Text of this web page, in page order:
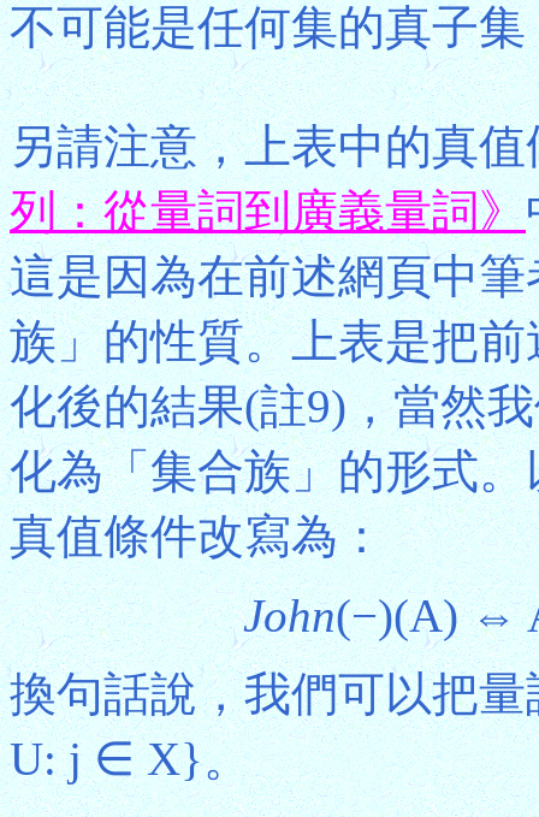
不可能是任何集的真子
另請注意，上表中的真
列：從量詞到廣義量詞》
這是因為在前述網頁中
族」的性質。上表是把
化後的結果(註9)，當然
化為「集合族」的形式。
真值條件改寫為：
John(−)(A) ⇔
換句話說，我們可以把量
U: j ∈ X}。